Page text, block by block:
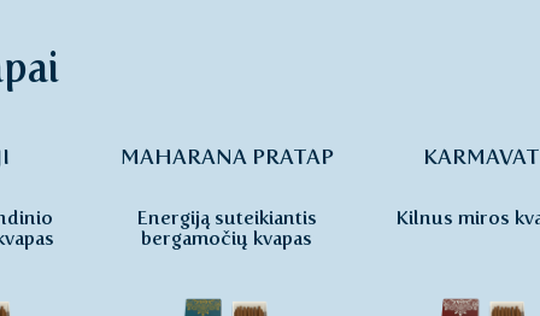
MAHARANA PRATAP
Energiją suteikiantis
bergamočių kvapas
Kilnus miros